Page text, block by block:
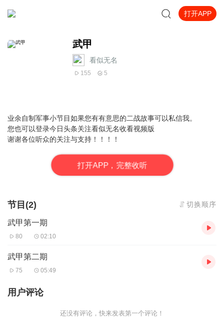
打开APP
武甲
看似无名
155 5
业余自制军事小节目如果您有有意思的二战故事可以私信我。
您也可以登录今日头条关注看似无名收看视频版
谢谢各位听众的关注与支持！！！！
打开APP，完整收听
节目(2) 切换顺序
武甲第一期
80 02:10
武甲第二期
75 05:49
用户评论
还没有评论，快来发表第一个评论！